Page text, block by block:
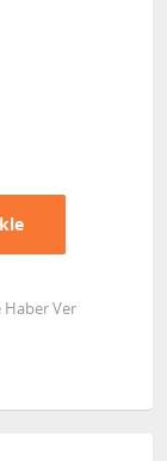
Haber Ver